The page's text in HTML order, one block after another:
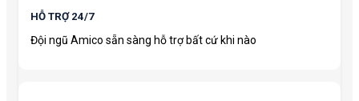
HỖ TRỢ 24/7
Đội ngũ Amico sẵn sàng hỗ trợ bất cứ khi nào